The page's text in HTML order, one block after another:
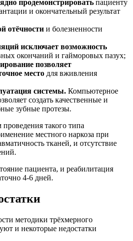
продемонстрировать пациенту
и окончательный результат
отёчности и болезненности
исключает возможность
окончаний и гайморовых пазух;
позволяет
место для вживления
системы. Компьютерное
создать качественные и
зубные протезы.
такого типа
местного наркоза при
тканей, и отсутствие
пациента, и реабилитация
4-6 дней.
методики трёхмерного
и некоторые недостатки